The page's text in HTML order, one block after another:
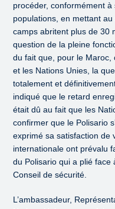
procéder, conformément
populations, en mettant
camps abritent plus de 30
question de la pleine
du fait que, pour le Maroc,
et les Nations Unies, la
totalement et
indiqué que le retard
était dû au fait que les
confirmer que le Polisario
exprimé sa satisfaction de
internationale ont prévalu
du Polisario qui a plié face
Conseil de sécurité.
L’ambassadeur,